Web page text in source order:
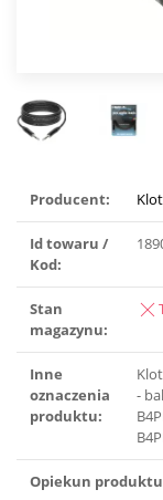
Producent:
Id towaru /
Kod:
Stan
magazynu:
Inne
oznaczenia
produktu:
-
Opiekun